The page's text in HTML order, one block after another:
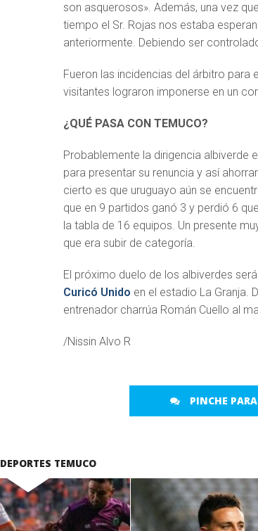
son asquerosos». Además, una vez
tiempo el Sr. Rojas nos estaba
anteriormente. Debiendo ser
Fueron las incidencias del árbitro
visitantes lograron imponerse en un
¿QUÉ PASA CON TEMUCO?
Probablemente la dirigencia albiverde
para presentar su renuncia y así
cierto es que uruguayo aún se
que en 9 partidos ganó 3 y perdió 6
la tabla de 16 equipos. Un presente
que era subir de categoría.
El próximo duelo de los albiverdes
Curicó Unido en el estadio La Granja.
entrenador charrúa Román Cuello al
/Nissin Alvo R
PINCHE
TEMUCO